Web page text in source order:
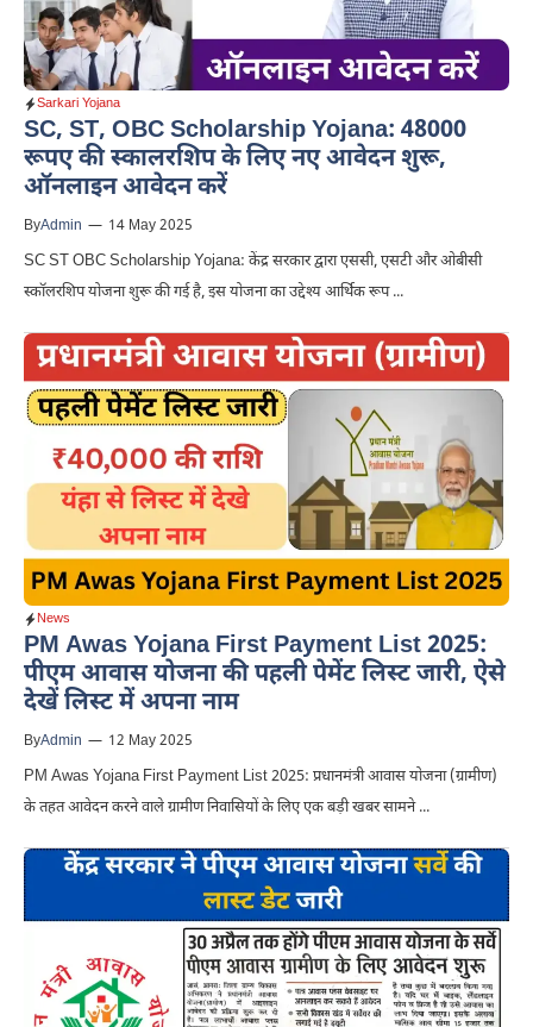
Sarkari Yojana
SC, ST, OBC Scholarship Yojana: 48000
रूपए की स्कालरशिप के लिए नए आवेदन शुरू,
ऑनलाइन आवेदन करें
ByAdmin — 14 May 2025
SC ST OBC Scholarship Yojana: केंद्र सरकार द्वारा एससी, एसटी और ओबीसी
स्कॉलरशिप योजना शुरू की गई है, इस योजना का उद्देश्य आर्थिक रूप ...
News
PM Awas Yojana First Payment List 2025:
पीएम आवास योजना की पहली पेमेंट लिस्ट जारी, ऐसे
देखें लिस्ट में अपना नाम
ByAdmin — 12 May 2025
PM Awas Yojana First Payment List 2025: प्रधानमंत्री आवास योजना (ग्रामीण)
के तहत आवेदन करने वाले ग्रामीण निवासियों के लिए एक बड़ी खबर सामने ...